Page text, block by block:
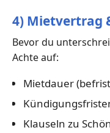
4) Mietvertrag
Bevor du
Achte auf:
Mietdauer
Klauseln zu